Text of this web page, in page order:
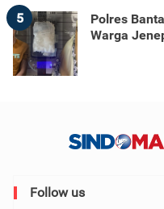
5
Polres
Warga
Follow us